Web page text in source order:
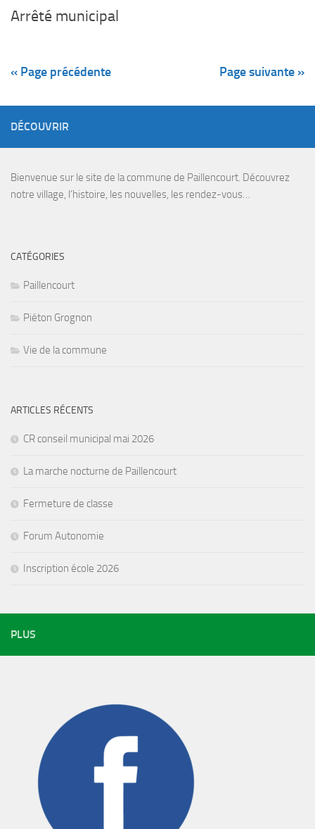
Arrêté municipal
« Page précédente Page suivante »
DÉCOUVRIR
Bienvenue sur le site de la commune de Paillencourt. Découvrez
notre village, l’histoire, les nouvelles, les rendez-vous…
CATÉGORIES
Paillencourt
Piéton Grognon
Vie de la commune
ARTICLES RÉCENTS
CR conseil municipal mai 2026
La marche nocturne de Paillencourt
Fermeture de classe
Forum Autonomie
Inscription école 2026
PLUS